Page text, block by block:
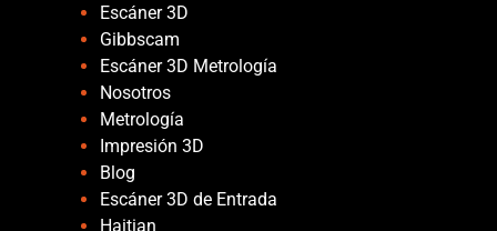
Escáner 3D
Gibbscam
Escáner 3D Metrología
Nosotros
Metrología
Impresión 3D
Blog
Escáner 3D de Entrada
Haitian